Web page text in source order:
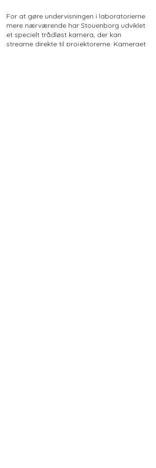
For at gøre undervisningen i laboratorierne
mere nærværende har Stouenborg udviklet
et specielt trådløst kamera, der kan
streame direkte til projektorerne. Kameraet